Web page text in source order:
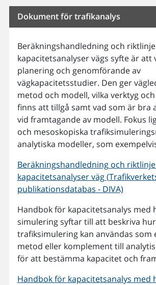
Dokument för trafikanalys
Beräkningshandledning och
kapacitetsanalyser vägs syfte är att
planering och genomförande av
vägkapacitetsstudier. Den ger
metod och modell, vilka verktyg
finns att tillgå samt vad som är bra
vid framtagande av modell. Fokus
och mesoskopiska
analytiska modeller, som
Beräkningshandledning och
kapacitetsanalyser väg
publikationsdatabas - DIVA)
Handbok för kapacitetsanalys med
simulering syftar till att beskriva hur
trafiksimulering kan användas som
metod eller komplement till
för att bestämma kapacitet och
Handbok för kapacitetsanalys med